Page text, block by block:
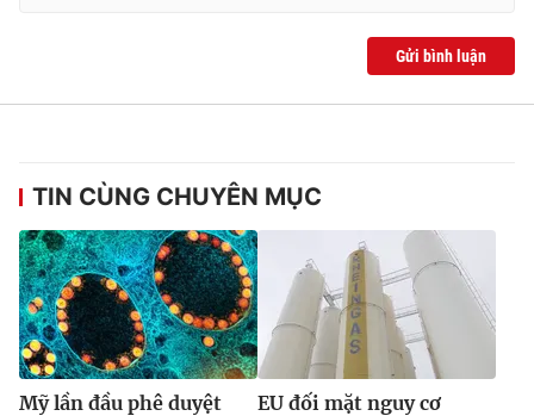
Gửi bình luận
TIN CÙNG CHUYÊN MỤC
Mỹ lần đầu phê duyệt
EU đối mặt nguy cơ